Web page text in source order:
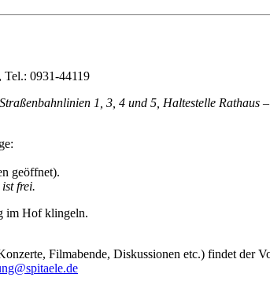
Tel.: 0931-44119
1, 3, 4 und 5, Haltestelle
geöffnet).
frei.
im Hof klingeln.
Filmabende, Diskussionen etc.) findet der